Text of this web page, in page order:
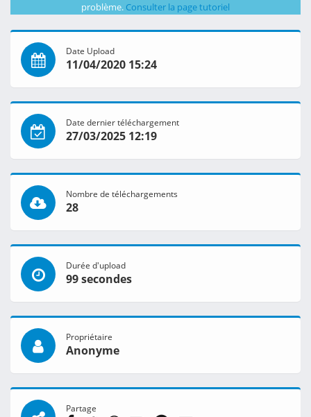
problème. Consulter la page tutoriel
Date Upload
11/04/2020 15:24
Date dernier téléchargement
27/03/2025 12:19
Nombre de téléchargements
28
Durée d'upload
99 secondes
Propriétaire
Anonyme
Partage